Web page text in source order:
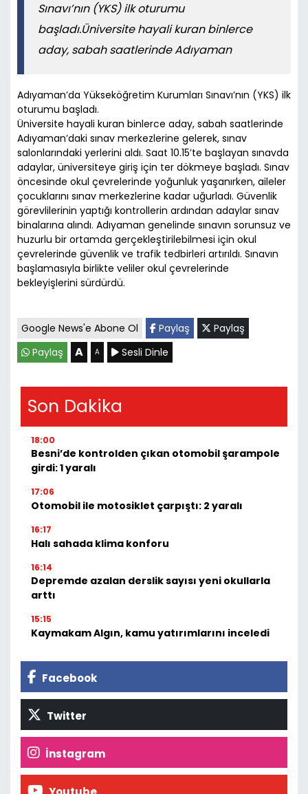
Sınavı’nın (YKS) ilk oturumu
başladı.Üniversite hayali kuran binlerce
aday, sabah saatlerinde Adıyaman
Adıyaman’da Yükseköğretim Kurumları Sınavı’nın (YKS) ilk
oturumu başladı.
Üniversite hayali kuran binlerce aday, sabah saatlerinde
Adıyaman’daki sınav merkezlerine gelerek, sınav
salonlarındaki yerlerini aldı. Saat 10.15’te başlayan sınavda
adaylar, üniversiteye giriş için ter dökmeye başladı. Sınav
öncesinde okul çevrelerinde yoğunluk yaşanırken, aileler
çocuklarını sınav merkezlerine kadar uğurladı. Güvenlik
görevlilerinin yaptığı kontrollerin ardından adaylar sınav
binalarına alındı. Adıyaman genelinde sınavın sorunsuz ve
huzurlu bir ortamda gerçekleştirilebilmesi için okul
çevrelerinde güvenlik ve trafik tedbirleri artırıldı. Sınavın
başlamasıyla birlikte veliler okul çevrelerinde
bekleyişlerini sürdürdü.
Google News'e Abone Ol Paylaş
Paylaş
Paylaş
A A Sesli Dinle
Son Dakika
18:00
Besni’de kontrolden çıkan otomobil şarampole
girdi: 1 yaralı
17:06
Otomobil ile motosiklet çarpıştı: 2 yaralı
16:17
Halı sahada klima konforu
16:14
Depremde azalan derslik sayısı yeni okullarla
arttı
15:15
Kaymakam Algın, kamu yatırımlarını inceledi
Facebook
Twitter
İnstagram